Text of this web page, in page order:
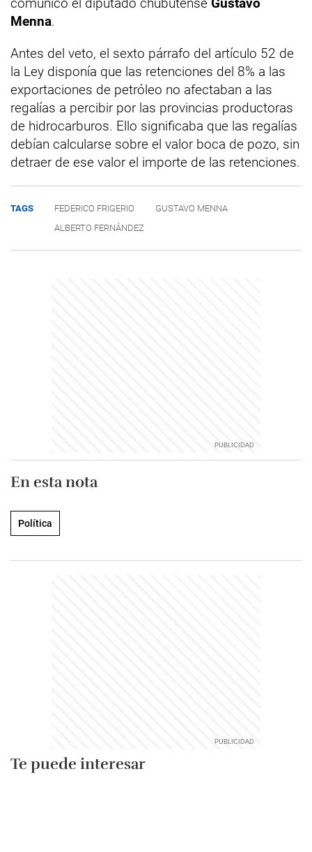
Menna.
Antes del veto, el sexto párrafo del artículo 52 de
la Ley disponía que las retenciones del 8% a las
exportaciones de petróleo no afectaban a las
regalías a percibir por las provincias productoras
de hidrocarburos. Ello significaba que las regalías
debían calcularse sobre el valor boca de pozo, sin
detraer de ese valor el importe de las retenciones.
TAGS FEDERICO FRIGERIO
GUSTAVO MENNA
ALBERTO FERNÁNDEZ
En esta nota
Política
Te puede interesar